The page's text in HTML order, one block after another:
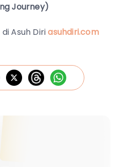
Journey)
Asuh Diriasuhdiri.com